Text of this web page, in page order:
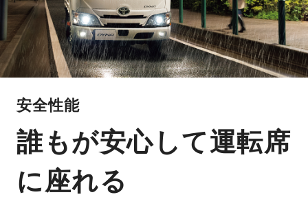
安全性能
誰もが安心して運転席
に座れる